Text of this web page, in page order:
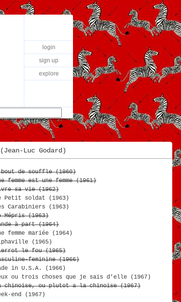
login
sign up
explore
(Jean-Luc Godard)
bout de souffle (1960)
femme est une femme (1961)
sa vie (1962)
Petit soldat (1963)
Carabiniers (1963)
Mépris (1963)
à part (1964)
femme mariée (1964)
(1965)
le fou (1965)
feminine (1966)
in U.S.A. (1966)
ou trois choses que je sais d'elle (1967)
chinoise, ou plutot a la chinoise (1967)
end (1967)